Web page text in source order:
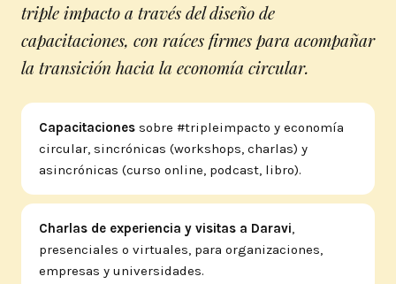
triple impacto a través del diseño de
capacitaciones, con raíces firmes para acompañar
la transición hacia la economía circular.
Capacitaciones sobre #tripleimpacto y economía
circular, sincrónicas (workshops, charlas) y
asincrónicas (curso online, podcast, libro).
Charlas de experiencia y visitas a Daravi,
presenciales o virtuales, para organizaciones,
empresas y universidades.